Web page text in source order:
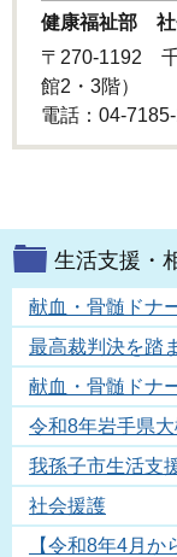
健康福祉部 社
〒270-1192 千
館2・3階）
電話：04-
生活支援・
献血・骨髄ドナ
最高裁判決を踏
献血・骨髄ドナ
令和8年岩手県
我孫子市生活支
社会援護
【令和8年4月